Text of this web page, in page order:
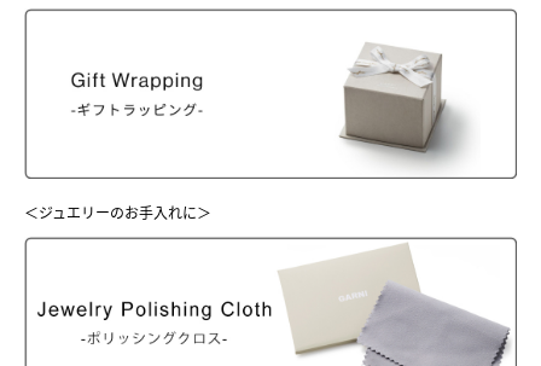
＜ジュエリーのお手入れに＞